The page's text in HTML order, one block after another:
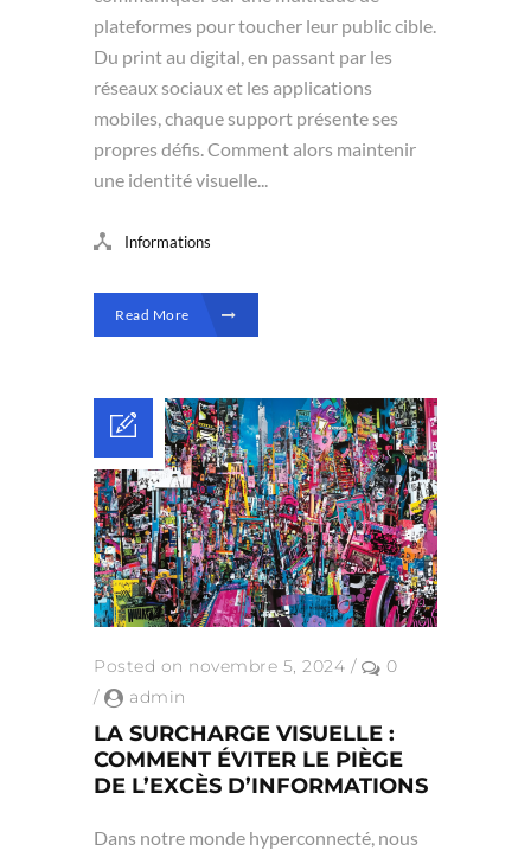
plateformes pour toucher leur public cible.
Du print au digital, en passant par les
réseaux sociaux et les applications
mobiles, chaque support présente ses
propres défis. Comment alors maintenir
une identité visuelle...
Informations
Read More
Posted on novembre 5, 2024 /
0
/
admin
LA SURCHARGE VISUELLE :
COMMENT ÉVITER LE PIÈGE
DE L’EXCÈS D’INFORMATIONS
Dans notre monde hyperconnecté, nous